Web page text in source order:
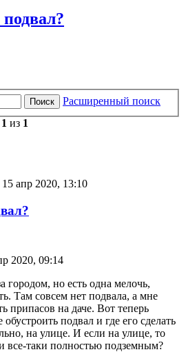
Поиск
Расширенный поиск
1 из 1
15 апр 2020, 13:10
2020, 09:14
городом, но есть одна мелочь,
Там совсем нет подвала, а мне
припасов на даче. Вот теперь
подвал и где его сделать
на улице. И если на улице, то
все-таки полностью подземным?